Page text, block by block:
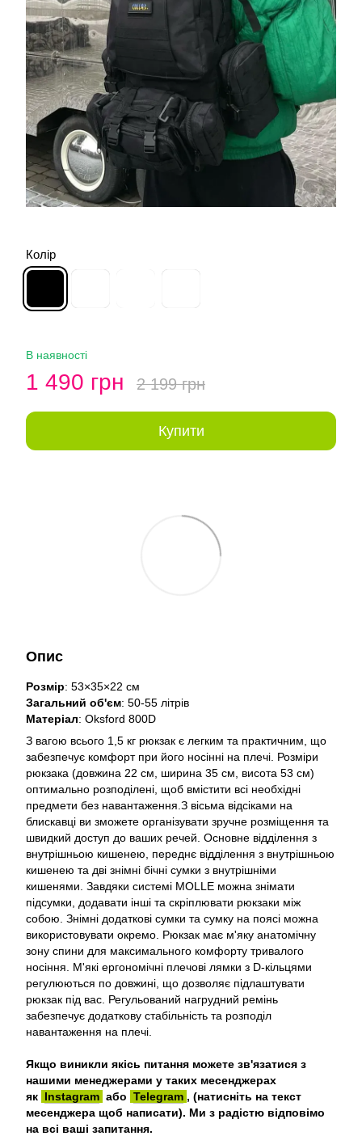
Колір
В наявності
1 490 грн 2 199 грн
Купити
Опис
Розмір: 53×35×22 см
Загальний об'єм: 50-55 літрів
Матеріал: Oksford 800D
З вагою всього 1,5 кг рюкзак є легким та практичним, що
забезпечує комфорт при його носінні на плечі. Розміри
рюкзака (довжина 22 см, ширина 35 см, висота 53 см)
оптимально розподілені, щоб вмістити всі необхідні
предмети без навантаження.З вісьма відсіками на
блискавці ви зможете організувати зручне розміщення та
швидкий доступ до ваших речей. Основне відділення з
внутрішньою кишенею, переднє відділення з внутрішньою
кишенею та дві знімні бічні сумки з внутрішніми
кишенями. Завдяки системі MOLLE можна знімати
підсумки, додавати інші та скріплювати рюкзаки між
собою. Знімні додаткові сумки та сумку на поясі можна
використовувати окремо. Рюкзак має м'яку анатомічну
зону спини для максимального комфорту тривалого
носіння. М'які ергономічні плечові лямки з D-кільцями
регулюються по довжині, що дозволяє підлаштувати
рюкзак під вас. Регульований нагрудний ремінь
забезпечує додаткову стабільність та розподіл
навантаження на плечі.
Якщо виникли якісь питання можете зв'язатися з
нашими менеджерами у таких месенджерах
як Instagram або Telegram , (натисніть на текст
месенджера щоб написати). Ми з радістю відповімо
на всі ваші запитання.